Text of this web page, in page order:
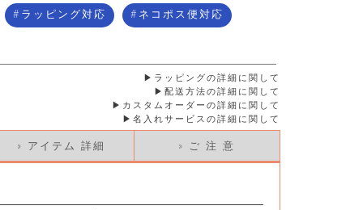
ラッピング対応 ネコポス便対応
ラッピングの詳細に関して
配送方法の詳細に関して
カスタムオーダーの詳細に関して
名入れサービスの詳細に関して
» アイテム 詳細 » ご 注 意